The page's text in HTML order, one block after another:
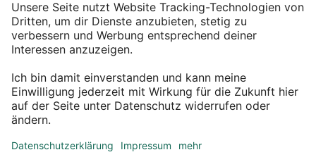
Service
Über DEPOT
Kontakt